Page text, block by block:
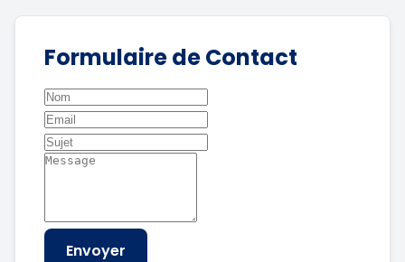
Formulaire de Contact
Envoyer